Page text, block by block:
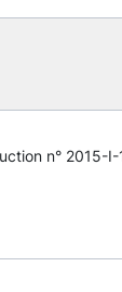
n° 2015-